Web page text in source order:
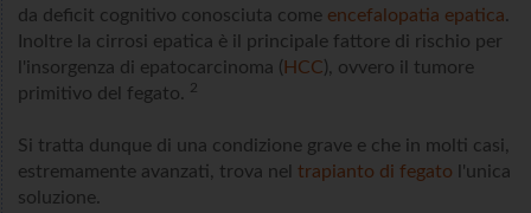
da deficit cognitivo conosciuta come encefalopatia epatica.
Inoltre la cirrosi epatica è il principale fattore di rischio per
l'insorgenza di epatocarcinoma ( HCC), ovvero il tumore
primitivo del fegato. 2
Si tratta dunque di una condizione grave e che in molti casi,
estremamente avanzati, trova nel trapianto di fegato l'unica
soluzione.